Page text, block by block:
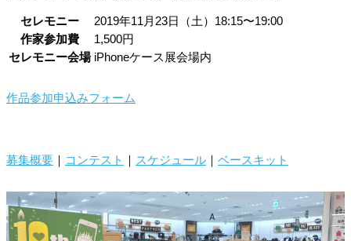
セレモニー
2019年11月23日（土）18:15〜19:00
作家参加費
1,500円
セレモニー会場 iPhoneケース展会場内
作品参加申込みフォーム
募集概要 ｜ コンテスト ｜ スケジュール ｜ ベースキット